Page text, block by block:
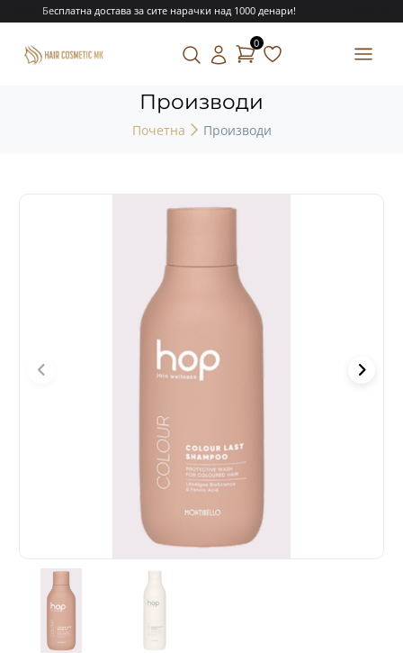
Бесплатна достава за сите нарачки над 1000 денари!
0
Производи
Почетна Производи